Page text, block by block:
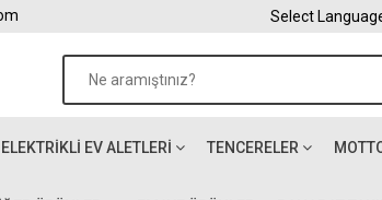
Select
ELEKTRIKLI EV ALETLERI TENCERELER